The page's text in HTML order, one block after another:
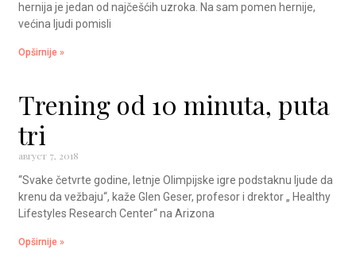
hernija je jedan od najčešćih uzroka. Na sam pomen hernije,
većina ljudi pomisli
Opširnije »
Trening od 10 minuta, puta
tri
август 7, 2018
“Svake četvrte godine, letnje Olimpijske igre podstaknu ljude da
krenu da vežbaju“, kaže Glen Geser, profesor i drektor „ Healthy
Lifestyles Research Center“ na Arizona
Opširnije »